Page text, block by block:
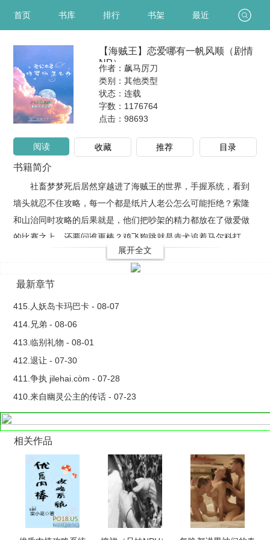
首页 书库 排行 书架 最近
【海贼王】恋爱哪有一帆风顺（剧情
NP）
作者：飙马厉刀
类别：其他类型
状态：连载
字数：1176764
点击： 98693
阅读 收藏 推荐 目录
书籍简介
社畜梦梦死后居然穿越进了海贼王的世界，手握系统，看到
墙头就忍不住攻略，每一个都是纸片人老公怎么可能拒绝？索隆
和山治同时攻略的后果就是，他们把吵架的精力都放在了做爱做
的比赛之上，还要问谁更棒？鸡飞狗跳就是赤犬追着马尔科打…
鹰眼一开始觉得自己的老友香克斯绿了，后面觉得他帽子那么
多，我再给他戴一顶也无所谓了……救命，到处都是修罗场怎么
办？目前写作计划：索隆 山治 艾斯 罗 马尔科 鹰眼 香克斯 老沙
三大将 恋爱有，修罗场有，肉跟着剧情走。过程NP，结局依然
NP。
展开全文
最新章节
415.人妖岛卡玛巴卡 - 08-07
414.兄弟 - 08-06
413.临别礼物 - 08-01
412.退让 - 07-30
411.争执 jilehai.còm - 07-28
410.来自幽灵公主的传话 - 07-23
相关作品